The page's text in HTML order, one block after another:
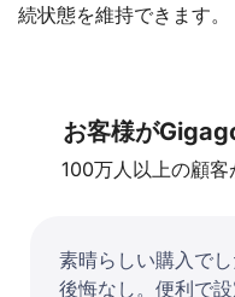
続状態を維持できます。
お客様が
100万人以上の顧客
素晴らしい購入で
後悔なし。便利で